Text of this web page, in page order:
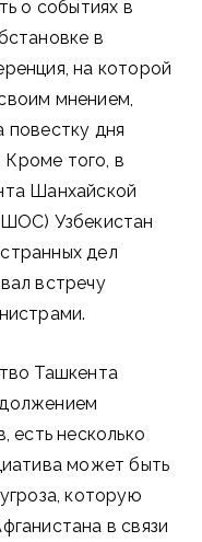
о событиях в
в
на которой
мнением,
повестку дня
того, в
Шанхайской
Узбекистан
дел
встречу
Ташкента
есть несколько
может быть
которую
в связи